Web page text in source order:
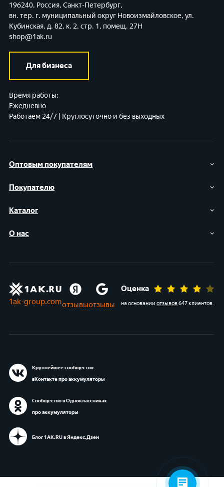
Оптовым покупателям
Покупателю
Каталог
О нас
196240, Россия, Санкт-Петербург,
вн. тер. г. муниципальный округ Новоизмайловское, ул.
Кубинская, д. 82, к. 2, стр. 1, помещ. 27Н
shop@1ak.ru
Для бизнеса
Время работы:
Ежедневно
Работаем 24/7 | Круглосуточно и без выходных
1ak-group.comотзывыотзывы
Оценка
на основании отзывов647 клиентов.
Крупнейшее сообщество
вКонтакте про аккумуляторы
Сообщество в Одноклассниках
про аккумуляторы
Блог 1АК.RU в Яндекс.Дзен